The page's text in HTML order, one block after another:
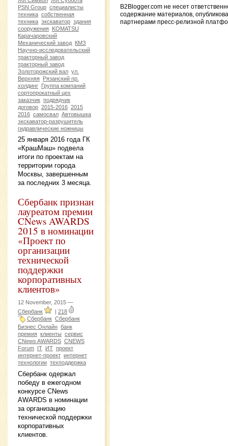
PSN Group специалисты
техника собственная
техника экскаватор здания
сооружения KOMATSU
Карачаровский
Механический завод КМЗ
Научно-исследовательский
тракторный завод
тракторный завод
Золоторожский вал ул.
Верхняя Рязанский пр.
холдинг Группа компаний
сортопрокатный цех
заказчик подрядчик
договор 2015-2016 2015
2016 самосвал Автовышка
экскаватор-разрушитель
гидравлические ножницы
25 января 2016 года ГК
«КрашМаш» подвела
итоги по проектам на
территории города
Москвы, завершенным
за последних 3 месяца.
Сбербанк признан
лауреатом премии
CNews AWARDS
2015 в номинации
«Проект по
организации
технической
поддержки
корпоративных
клиентов»
12 November, 2015 —
Сбербанк
| 218
Сбербанк Сбербанк
Бизнес Онлайн банк
премия клиенты сервис
CNews AWARDS CNEWS
Forum IT ИТ проект
интернет-проект интернет
технологии техподдержка
Сбербанк одержал
победу в ежегодном
конкурсе CNews
AWARDS в номинации
за организацию
технической поддержки
корпоративных
клиентов.
B2Blogger.com не несет
содержание материалов,
партнерами пресс-релизной